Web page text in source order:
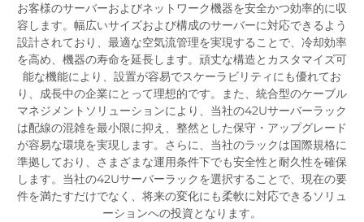
お客様のサーバーおよびネットワーク機器を安全かつ効率的に収
容します。幅広いサイズおよび構成のサーバーに対応できるよう
設計されており、最適な空気流管理を実現することで、冷却効率
を高め、機器の寿命を延長します。頑丈な構造とカスタマイズ可
能な機能により、設置が容易でスケーラビリティにも優れてお
り、成長中の企業にとって理想的です。また、統合型のケーブル
マネジメントソリューションにより、当社の42Uサーバーラック
は配線の混雑を最小限に抑え、整然とした保守・アップグレード
が容易な環境を実現します。さらに、当社のラックは国際規格に
準拠しており、さまざまな運用条件下でも安全性と耐久性を確保
します。当社の42Uサーバーラックを選択することで、現在の要
件を満たすだけでなく、将来の変化にも柔軟に対応できるソリュ
ーションへの投資となります。